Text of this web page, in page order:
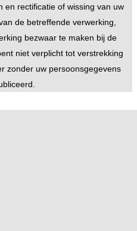
en rectificatie of wissing van uw
de betreffende verwerking,
bezwaar te maken bij de
niet verplicht tot verstrekking
zonder uw persoonsgegevens